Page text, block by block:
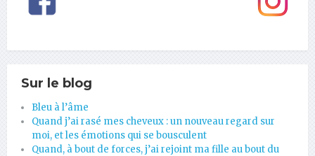
Sur le blog
Bleu à l’âme
Quand j’ai rasé mes cheveux : un nouveau regard sur
moi, et les émotions qui se bousculent
Quand, à bout de forces, j’ai rejoint ma fille au bout du